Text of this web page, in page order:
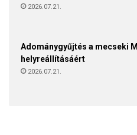
2026.07.21.
Adománygyűjtés a mecseki
helyreállításáért
2026.07.21.